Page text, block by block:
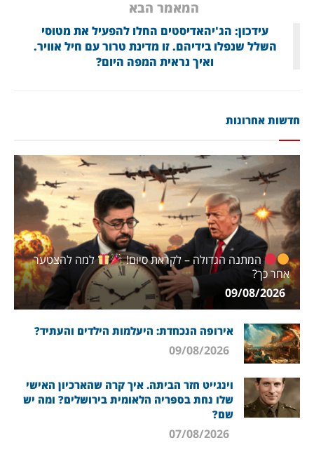
המאמר הבא
עידכון: הג'יהאדיסטים החלו להפעיל את מטוסי
השלל שנפלו בידיהם. זו מדינת טרור עם חיל אוויר.
ואיך נראית המפה היום?
חדשות אחרונות
המתנה הגדולה – לקראת סיום!
למה להצטער
אחר כך?
אירופה הנכחדת: היעלמות הילדים והעתיד?
וינגייט חזר הביתה. איך קרה שהארכיון האישי
שלו נחת בספריה הלאומית בירושלים? ומה יש
שם?